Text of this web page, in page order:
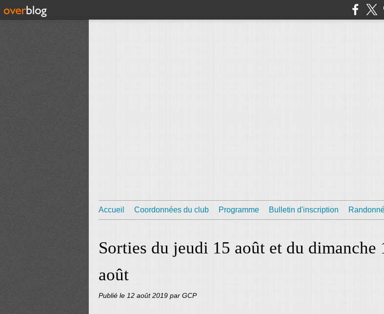
Accueil Coordonnées du club Programme Bulletin d'inscription
Sorties du jeudi 15 août et du dimanche
août
Publié le 12 août 2019 par GCP